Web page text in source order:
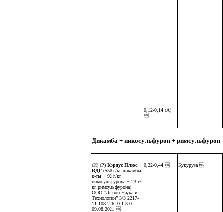
0,12-0,14 (А)

Дикамба + никосульфурон + римсульфурон
(И) (Р) Кордус Плюс,
ВДГ (550 г/кг дикамбы
к-ты + 92 г/кг
никосульфурона + 23 г/
кг римсульфурона)
ООО “Дюпон Наука и
Технологии” 3/3 2217-
11-108-276- 0-1-3-0
09.08.2021 
0,22-0,44  Кукуруза 